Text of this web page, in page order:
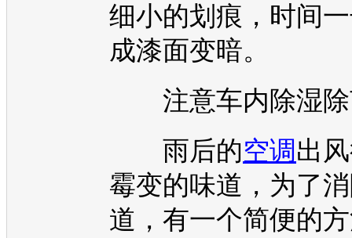
细小的划痕，时间
成漆面变暗。
注意车内除湿除
雨后的空调出
霉变的味道，为了
道，有一个简便的